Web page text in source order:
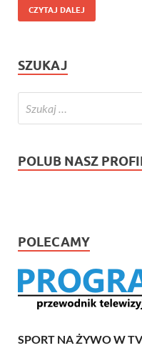
CZYTAJ DALEJ
SZUKAJ
POLUB NASZ
POLECAMY
SPORT NA ŻYWO W TV